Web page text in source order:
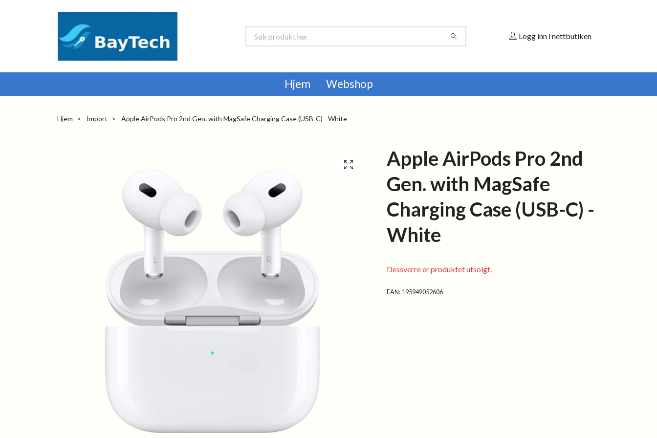
Logg inn i nettbutiken
Hjem Webshop
Hjem Import Apple AirPods Pro 2nd Gen. with MagSafe Charging Case (USB-C) - White
Apple AirPods Pro 2nd
Gen. with MagSafe
Charging Case (USB-C) -
White
Dessverre er produktet utsolgt.
EAN: 195949052606